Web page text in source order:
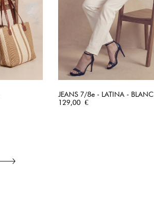
JEANS 7/8e - LATINA - BLANC
Prix
129,00 €